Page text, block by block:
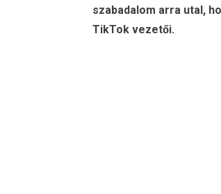
szabadalom arra utal,
TikTok vezetői.